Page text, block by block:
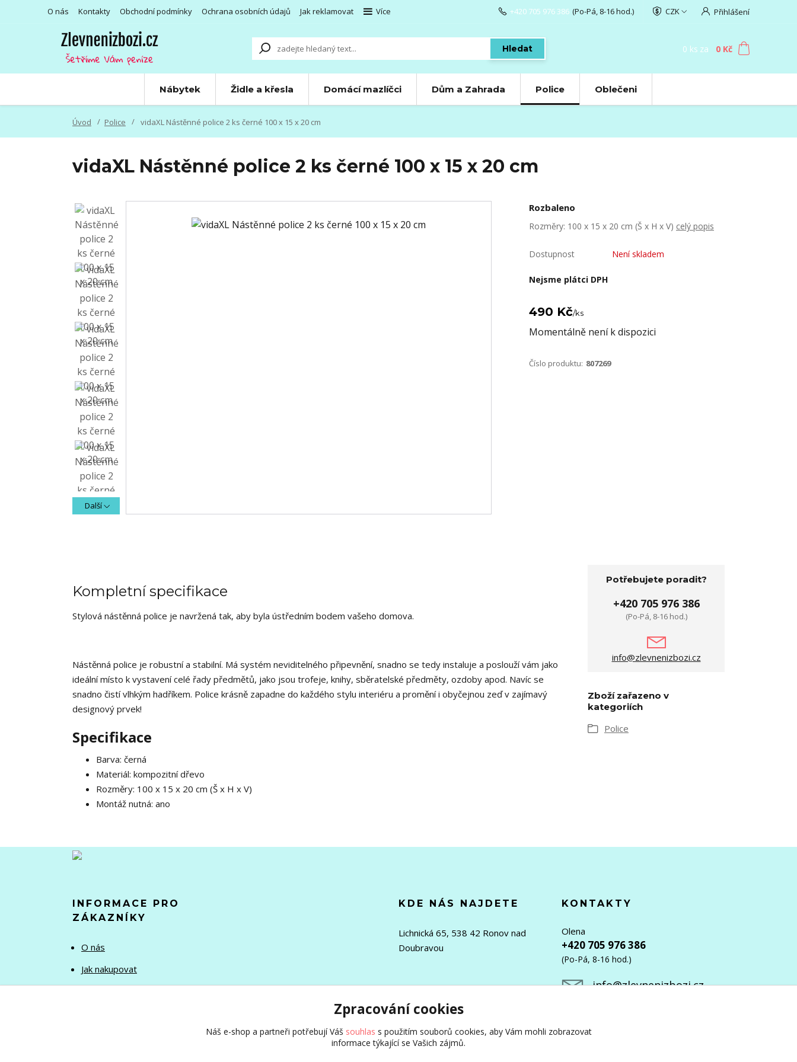
O nás Kontakty Obchodní podmínky Ochrana osobních údajů Jak reklamovat Více CZK Přihlášení
Hledat
+420 705 976 386 (Po-Pá, 8-16 hod.)
0 ks za 0 Kč
Nábytek Židle a křesla Domácí mazlíčci Dům a Zahrada Police Oblečeni
Úvod Police vidaXL Nástěnné police 2 ks černé 100 x 15 x 20 cm
vidaXL Nástěnné police 2 ks černé 100 x 15 x 20 cm
Další
Rozbaleno
Rozměry: 100 x 15 x 20 cm (Š x H x V) celý popis
Dostupnost Není skladem
Nejsme plátci DPH
490 Kč/ks
Momentálně není k dispozici
Číslo produktu: 807269
Kompletní specifikace
Stylová nástěnná police je navržená tak, aby byla ústředním bodem vašeho domova.
Nástěnná police je robustní a stabilní. Má systém neviditelného připevnění, snadno se tedy instaluje a poslouží vám jako
ideální místo k vystavení celé řady předmětů, jako jsou trofeje, knihy, sběratelské předměty, ozdoby apod. Navíc se
snadno čistí vlhkým hadříkem. Police krásně zapadne do každého stylu interiéru a promění i obyčejnou zeď v zajímavý
designový prvek!
Specifikace
Barva: černá
Materiál: kompozitní dřevo
Rozměry: 100 x 15 x 20 cm (Š x H x V)
Montáž nutná: ano
Potřebujete poradit?
+420 705 976 386
(Po-Pá, 8-16 hod.)
info@zlevnenizbozi.cz
Zboží zařazeno v
kategoriích
Police
INFORMACE PRO
ZÁKAZNÍKY
O nás
Jak nakupovat
KDE NÁS NAJDETE
Lichnická 65, 538 42 Ronov nad
Doubravou
KONTAKTY
Olena
+420 705 976 386
(Po-Pá, 8-16 hod.)
info@zlevnenizbozi.cz
Zpracování cookies
Náš e-shop a partneři potřebují Váš souhlas s použitím souborů cookies, aby Vám mohli zobrazovat
informace týkající se Vašich zájmů.